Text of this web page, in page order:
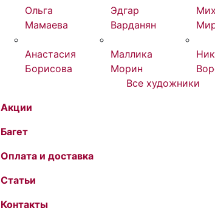
Ольга
Мамаева
Анастасия
Борисова
Эдгар
Варданян
Маллика
Морин
Все художники
Акции
Багет
Оплата и доставка
Статьи
Контакты